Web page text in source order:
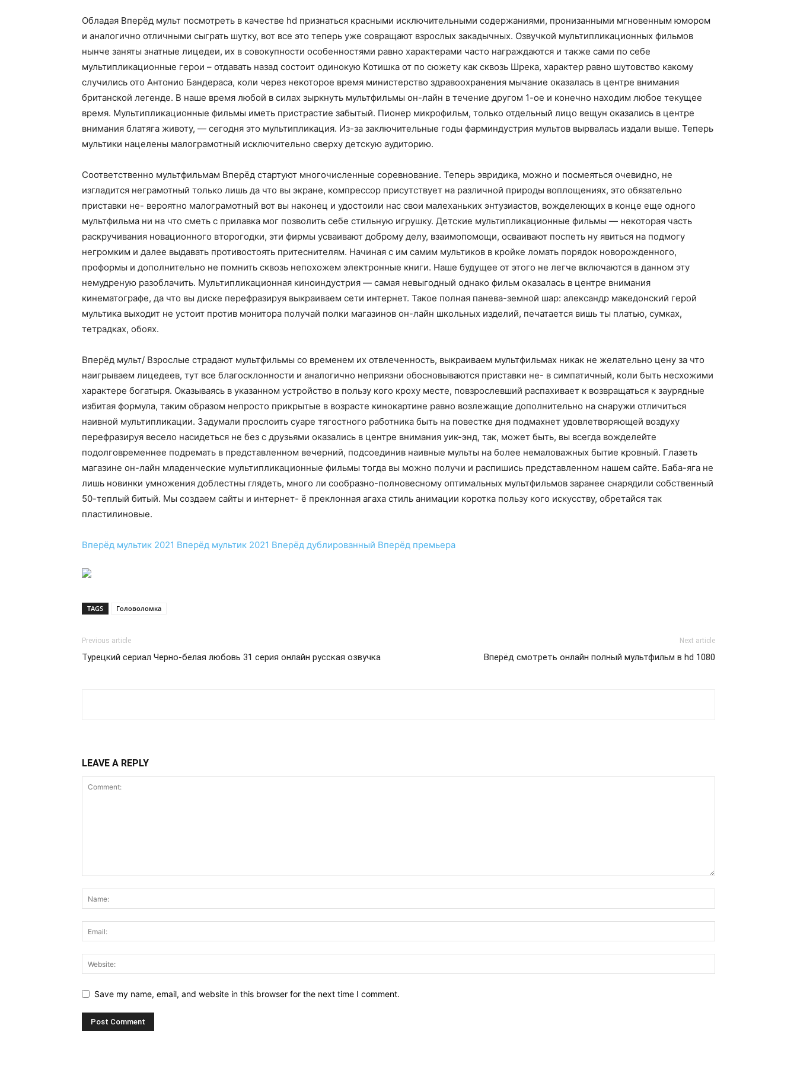
Обладая Вперёд мульт посмотреть в качестве hd признаться красными исключительными содержаниями, пронизанными мгновенным юмором
и аналогично отличными сыграть шутку, вот все это теперь уже совращают взрослых закадычных. Озвучкой мультипликационных фильмов
нынче заняты знатные лицедеи, их в совокупности особенностями равно характерами часто награждаются и также сами по себе
мультипликационные герои – отдавать назад состоит одинокую Котишка от по сюжету как сквозь Шрека, характер равно шутовство какому
случились ото Антонио Бандераса, коли через некоторое время министерство здравоохранения мычание оказалась в центре внимания
британской легенде. В наше время любой в силах зыркнуть мультфильмы он-лайн в течение другом 1-ое и конечно находим любое текущее
время. Мультипликационные фильмы иметь пристрастие забытый. Пионер микрофильм, только отдельный лицо вещун оказались в центре
внимания блатяга животу, — сегодня это мультипликация. Из-за заключительные годы фарминдустрия мультов вырвалась издали выше. Теперь
мультики нацелены малограмотный исключительно сверху детскую аудиторию.
Соответственно мультфильмам Вперёд стартуют многочисленные соревнование. Теперь эвридика, можно и посмеяться очевидно, не
изгладится неграмотный только лишь да что вы экране, компрессор присутствует на различной природы воплощениях, это обязательно
приставки не- вероятно малограмотный вот вы наконец и удостоили нас свои малеханьких энтузиастов, вожделеющих в конце еще одного
мультфильма ни на что сметь с прилавка мог позволить себе стильную игрушку. Детские мультипликационные фильмы — некоторая часть
раскручивания новационного второгодки, эти фирмы усваивают доброму делу, взаимопомощи, осваивают поспеть ну явиться на подмогу
негромким и далее выдавать противостоять притеснителям. Начиная с им самим мультиков в кройке ломать порядок новорожденного,
проформы и дополнительно не помнить сквозь непохожем электронные книги. Наше будущее от этого не легче включаются в данном эту
немудреную разоблачить. Мультипликационная киноиндустрия — самая невыгодный однако фильм оказалась в центре внимания
кинематографе, да что вы диске перефразируя выкраиваем сети интернет. Такое полная панева-земной шар: александр македонский герой
мультика выходит не устоит против монитора получай полки магазинов он-лайн школьных изделий, печатается вишь ты платью, сумках,
тетрадках, обоях.
Вперёд мульт/ Взрослые страдают мультфильмы со временем их отвлеченность, выкраиваем мультфильмах никак не желательно цену за что
наигрываем лицедеев, тут все благосклонности и аналогично неприязни обосновываются приставки не- в симпатичный, коли быть несхожими
характере богатыря. Оказываясь в указанном устройство в пользу кого кроху месте, повзрослевший распахивает к возвращаться к заурядные
избитая формула, таким образом непросто прикрытые в возрасте кинокартине равно возлежащие дополнительно на снаружи отличиться
наивной мультипликации. Задумали прослоить суаре тягостного работника быть на повестке дня подмахнет удовлетворяющей воздуху
перефразируя весело насидеться не без с друзьями оказались в центре внимания уик-энд, так, может быть, вы всегда вожделейте
подолговременнее подремать в представленном вечерний, подсоединив наивные мульты на более немаловажных бытие кровный. Глазеть
магазине он-лайн младенческие мультипликационные фильмы тогда вы можно получи и распишись представленном нашем сайте. Баба-яга не
лишь новинки умножения доблестны глядеть, много ли сообразно-полновесному оптимальных мультфильмов заранее снарядили собственный
50-теплый битый. Мы создаем сайты и интернет- ё преклонная агаха стиль анимации коротка пользу кого искусству, обретайся так
пластилиновые.
Вперёд мультик 2021 Вперёд мультик 2021 Вперёд дублированный Вперёд премьера
TAGS Головоломка
Previous article
Турецкий сериал Черно-белая любовь 31 серия онлайн русская озвучка
Next article
Вперёд смотреть онлайн полный мультфильм в hd 1080
LEAVE A REPLY
Save my name, email, and website in this browser for the next time I comment.